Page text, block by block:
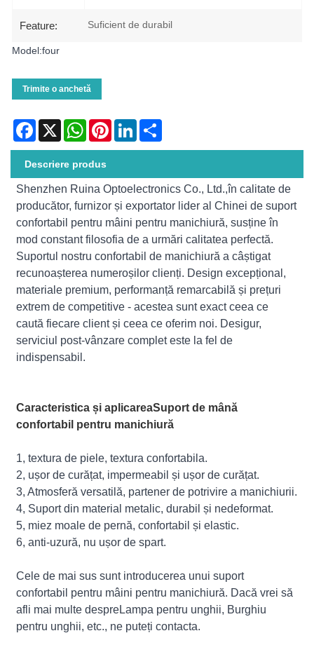
Feature: Suficient de durabil
Model:four
Trimite o anchetă
Facebook
X WhatsAppPinterestLinkedIn
Descriere produs
Shenzhen Ruina Optoelectronics Co., Ltd.,în calitate de
producător, furnizor și exportator lider al Chinei de suport
confortabil pentru mâini pentru manichiură, susține în
mod constant filosofia de a urmări calitatea perfectă.
Suportul nostru confortabil de manichiură a câștigat
recunoașterea numeroșilor clienți. Design excepțional,
materiale premium, performanță remarcabilă și prețuri
extrem de competitive - acestea sunt exact ceea ce
caută fiecare client și ceea ce oferim noi. Desigur,
serviciul post-vânzare complet este la fel de
indispensabil.
Caracteristica și aplicareaSuport de mână
confortabil pentru manichiură
1, textura de piele, textura confortabila.
2, ușor de curățat, impermeabil și ușor de curățat.
3, Atmosferă versatilă, partener de potrivire a manichiurii.
4, Suport din material metalic, durabil și nedeformat.
5, miez moale de pernă, confortabil și elastic.
6, anti-uzură, nu ușor de spart.
Cele de mai sus sunt introducerea unui suport
confortabil pentru mâini pentru manichiură. Dacă vrei să
afli mai multe despreLampa pentru unghii, Burghiu
pentru unghii, etc., ne puteți contacta.